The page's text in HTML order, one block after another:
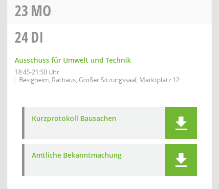
23MO
24DI
Ausschuss für Umwelt und Technik
18:45-21:50 Uhr
Besigheim, Rathaus, Großer Sitzungssaal, Marktplatz 12
Kurzprotokoll Bausachen
Amtliche Bekanntmachung